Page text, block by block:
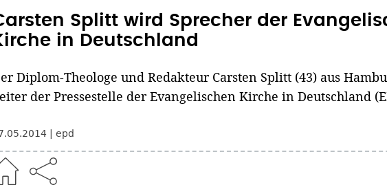
Splitt wird Sprecher der
in Deutschland
Diplom-Theologe und Redakteur Carsten Splitt (43) aus
der Pressestelle der Evangelischen Kirche in Deutschland
epd